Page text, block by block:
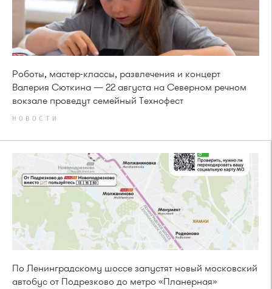
Роботы, мастер-классы, развлечения и концерт
Валерия Сюткина — 22 августа на Северном речном
вокзале проведут семейный Технофест
НОВОСТИ
По Ленинградскому шоссе запустят новый московский
автобус от Подрезково до метро «Планерная»